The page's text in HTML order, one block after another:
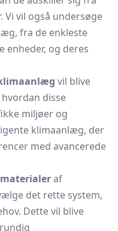
vil også undersøge
fra de enkleste
enheder, og deres
vil blive
disse
miljøer og
klimaanlæg, der
med avancerede
af
det rette system,
Dette vil blive